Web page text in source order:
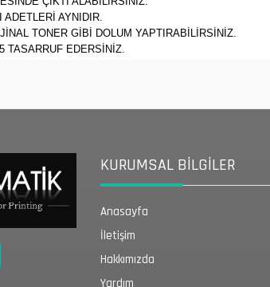
AYNIDIR.
TONER GİBİ DOLUM YAPTIRABİLİRSİNİZ.
TASARRUF EDERSİNİZ.
KURUMSAL BİLGİLER
Anasayfa
İletişim
Hakkımızda
Yardım